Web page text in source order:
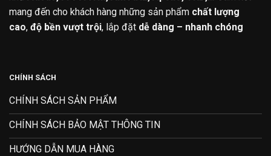
mang đến cho khách hàng những sản phẩm chất lượng
cao, độ bền vượt trội, lắp đặt dễ dàng – nhanh chóng
CHÍNH SÁCH
CHÍNH SÁCH SẢN PHẨM
CHÍNH SÁCH BẢO MẬT THÔNG TIN
HƯỚNG DẪN MUA HÀNG